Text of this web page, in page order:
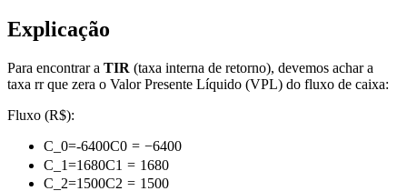
Explicação
Para encontrar a TIR (taxa interna de retorno), devemos achar a
taxa rrque zera o Valor Presente Líquido (VPL) do fluxo de caixa:
Fluxo (R$):
C_0=-6400C0 = −6400
C_1=1680C1 = 1680
C_2=1500C2 = 1500